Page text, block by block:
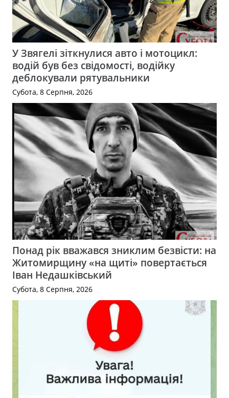
У Звягелі зіткнулися авто і мотоцикл:
водій був без свідомості, водійку
деблокували рятувальники
Субота, 8 Серпня, 2026
Понад рік вважався зниклим безвісти: на
Житомирщину «на щиті» повертається
Іван Недашківський
Субота, 8 Серпня, 2026